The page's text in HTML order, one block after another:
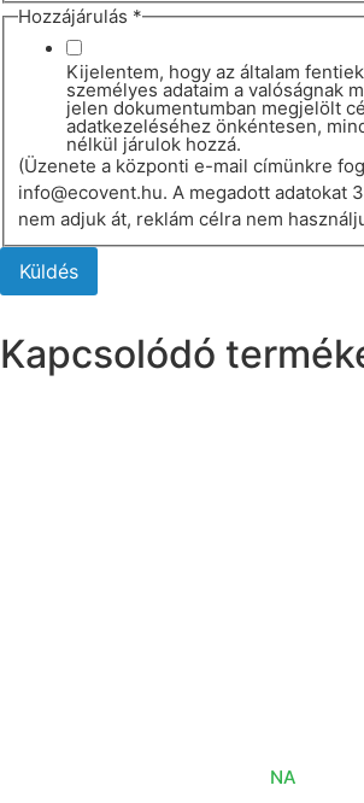
esetén
Hozzájárulás *
Kijelentem, hogy az általam
személyes adataim a valóságnak
jelen dokumentumban megjelölt
adatkezeléséhez önkéntesen,
nélkül járulok hozzá.
(Üzenete a központi e-mail címünkre
info@ecovent.hu. A megadott adatokat
nem adjuk át, reklám célra nem
Küldés
Kapcsolódó
NA